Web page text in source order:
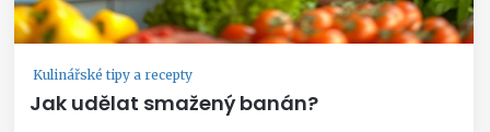
Kulinářské tipy a recepty
Jak udělat smažený banán?